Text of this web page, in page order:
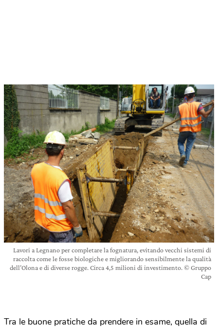
Lavori a Legnano per completare la fognatura, evitando vecchi sistemi di
raccolta come le fosse biologiche e migliorando sensibilmente la qualità
dell’Olona e di diverse rogge. Circa 4,5 milioni di investimento. © Gruppo
Cap
Tra le buone pratiche da prendere in esame, quella di